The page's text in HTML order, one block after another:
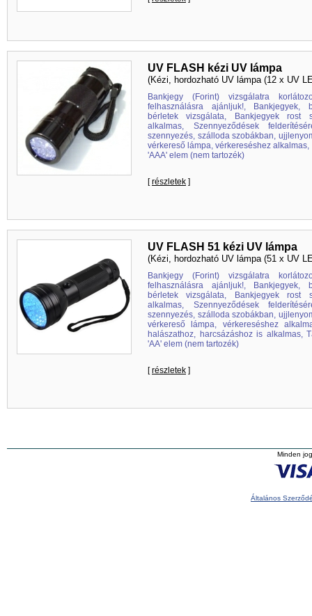
UV FLASH kézi UV lámpa
(Kézi, hordozható UV lámpa (12 x UV
Bankjegy (Forint) vizsgálatra
felhasználásra ajánljuk!, Bankjegyek,
bérletek vizsgálata, Bankjegyek rost
alkalmas, Szennyeződések
szennyezés, szálloda szobákban,
vérkereső lámpa, vérkereséshez
'AAA' elem (nem tartozék)
[részletek ]
UV FLASH 51 kézi UV lámpa
(Kézi, hordozható UV lámpa (51 x UV
Bankjegy (Forint) vizsgálatra
felhasználásra ajánljuk!, Bankjegyek,
bérletek vizsgálata, Bankjegyek rost
alkalmas, Szennyeződések
szennyezés, szálloda szobákban,
vérkereső lámpa, vérkereséshez
halászathoz, harcsázáshoz is alkalmas,
'AA' elem (nem tartozék)
[részletek ]
Minden
Általános